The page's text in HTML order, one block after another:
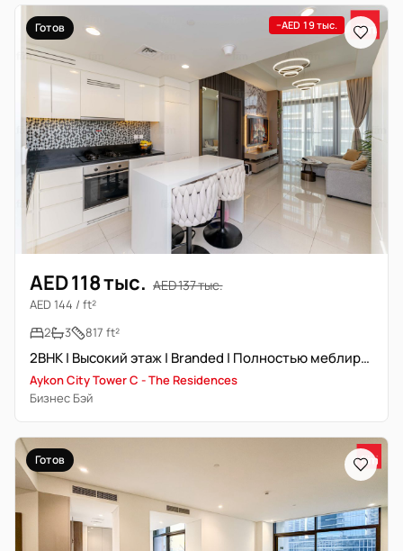
Готов −AED 19 тыс.
AED 118 тыс. AED 137 тыс.
AED 144 / ft²
2
3 817 ft²
2BHK | Высокий этаж | Branded | Полностью меблирована | Office
Aykon City Tower C - The Residences
Бизнес Бэй
Готов